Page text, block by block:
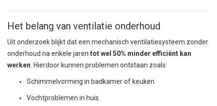
Het belang van ventilatie onderhoud
Uit onderzoek blijkt dat een mechanisch ventilatiesysteem zonder
onderhoud na enkele jaren tot wel 50% minder efficiënt kan
werken. Hierdoor kunnen problemen ontstaan zoals:
Schimmelvorming in badkamer of keuken
Vochtproblemen in huis